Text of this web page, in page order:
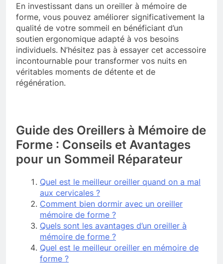
En investissant dans un oreiller à mémoire de
forme, vous pouvez améliorer significativement la
qualité de votre sommeil en bénéficiant d’un
soutien ergonomique adapté à vos besoins
individuels. N’hésitez pas à essayer cet accessoire
incontournable pour transformer vos nuits en
véritables moments de détente et de
régénération.
Guide des Oreillers à Mémoire de
Forme : Conseils et Avantages
pour un Sommeil Réparateur
Quel est le meilleur oreiller quand on a mal
aux cervicales ?
Comment bien dormir avec un oreiller
mémoire de forme ?
Quels sont les avantages d’un oreiller à
mémoire de forme ?
Quel est le meilleur oreiller en mémoire de
forme ?